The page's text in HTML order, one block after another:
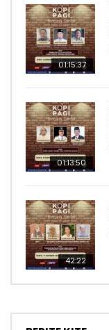
01:15:37
01:13:50
42:22